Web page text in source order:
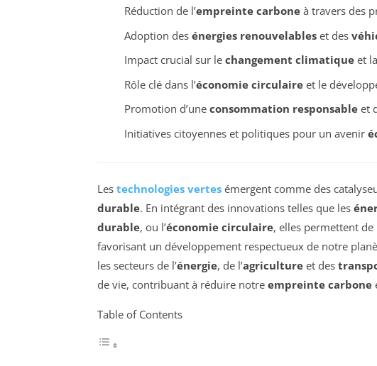
Réduction de l’empreinte carboneà travers des
Adoption des énergies renouvelableset des
Impact crucial sur le changement climatiqueet
Rôle clé dans l’économie circulaireet le
Promotion d’une consommation responsableet
Initiatives citoyennes et politiques pour un avenir
Les technologies vertes émergent comme des
durable. En intégrant des innovations telles que les
durable, ou l’économie circulaire, elles permettent
favorisant un développement respectueux de notre
les secteurs de l’énergie, de l’agriculture et des
de vie, contribuant à réduire notre empreinte carbone
Table of Contents